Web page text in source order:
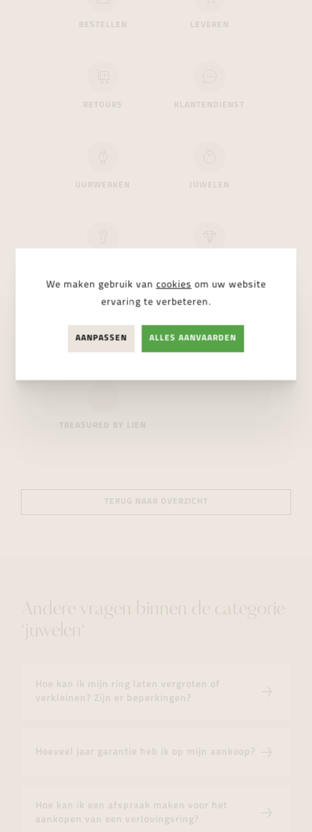
BESTELLEN LEVEREN
RETOURS KLANTENDIENST
UURWERKEN JUWELEN
TREASURED BY LIEN
TERUG NAAR OVERZICHT
Hoe kan ik mijn ring laten vergroten of
verkleinen? Zijn er beperkingen?
Hoeveel jaar garantie heb ik op mijn aankoop?
Hoe kan ik een afspraak maken voor het
aankopen van een verlovingsring?
We maken gebruik van cookies om uw website
ervaring te verbeteren.
AANPASSEN ALLES AANVAARDEN